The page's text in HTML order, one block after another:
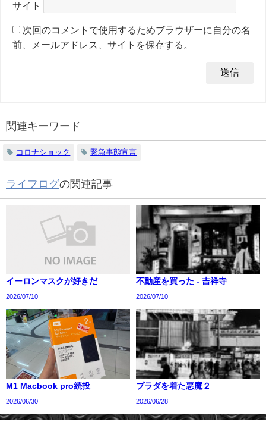
サイト
次回のコメントで使用するためブラウザーに自分の名
前、メールアドレス、サイトを保存する。
関連キーワード
コロナショック 緊急事態宣言
ライフログの関連記事
イーロンマスクが好きだ
2026/07/10
不動産を買った - 吉祥寺
2026/07/10
M1 Macbook pro続投
2026/06/30
プラダを着た悪魔２
2026/06/28